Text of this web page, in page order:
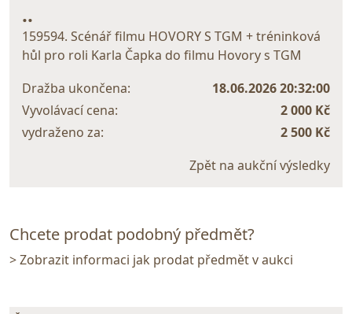
..
159594. Scénář filmu HOVORY S TGM + tréninková
hůl pro roli Karla Čapka do filmu Hovory s TGM
Dražba ukončena:
18.06.2026 20:32:00
Vyvolávací cena:
2 000 Kč
vydraženo za:
2 500 Kč
Zpět na aukční výsledky
Chcete prodat podobný předmět?
> Zobrazit informaci jak prodat předmět v aukci